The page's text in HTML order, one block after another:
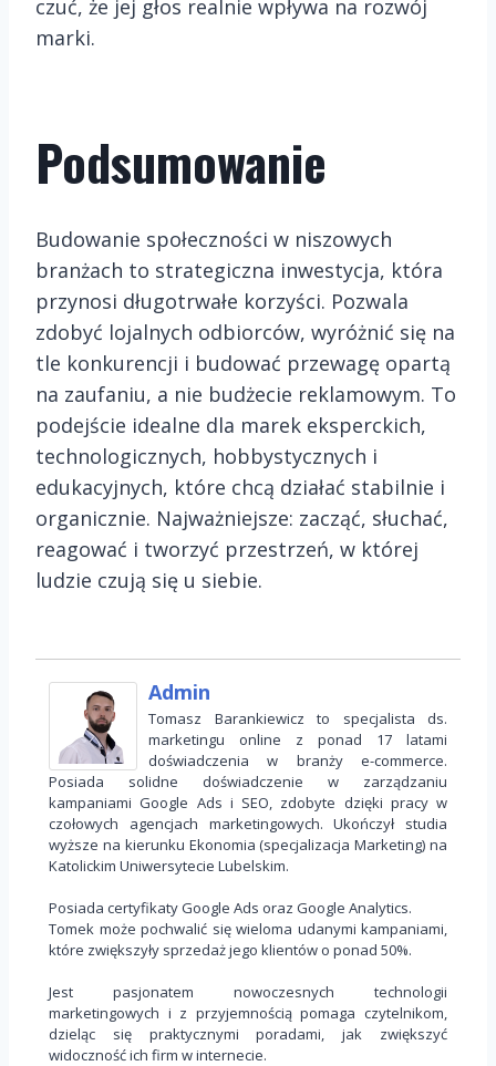
czuć, że jej głos realnie wpływa na rozwój
marki.
Podsumowanie
Budowanie społeczności w niszowych
branżach to strategiczna inwestycja, która
przynosi długotrwałe korzyści. Pozwala
zdobyć lojalnych odbiorców, wyróżnić się na
tle konkurencji i budować przewagę opartą
na zaufaniu, a nie budżecie reklamowym. To
podejście idealne dla marek eksperckich,
technologicznych, hobbystycznych i
edukacyjnych, które chcą działać stabilnie i
organicznie. Najważniejsze: zacząć, słuchać,
reagować i tworzyć przestrzeń, w której
ludzie czują się u siebie.
Admin
Tomasz Barankiewicz to specjalista ds.
marketingu online z ponad 17 latami
doświadczenia w branży e-commerce.
Posiada solidne doświadczenie w zarządzaniu
kampaniami Google Ads i SEO, zdobyte dzięki pracy w
czołowych agencjach marketingowych. Ukończył studia
wyższe na kierunku Ekonomia (specjalizacja Marketing) na
Katolickim Uniwersytecie Lubelskim.
Posiada certyfikaty Google Ads oraz Google Analytics.
Tomek może pochwalić się wieloma udanymi kampaniami,
które zwiększyły sprzedaż jego klientów o ponad 50%.
Jest pasjonatem nowoczesnych technologii
marketingowych i z przyjemnością pomaga czytelnikom,
dzieląc się praktycznymi poradami, jak zwiększyć
widoczność ich firm w internecie.